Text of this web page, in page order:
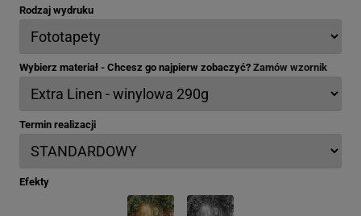
Rodzaj wydruku
Wybierz materiał - Chcesz go najpierw zobaczyć? Zamów wzornik
Termin realizacji
Efekty